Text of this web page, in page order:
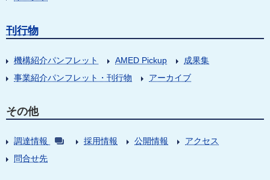
刊行物
機構紹介パンフレット AMED Pickup
成果集
事業紹介パンフレット・刊行物
アーカイブ
その他
調達情報 採用情報 公開情報
アクセス
問合せ先